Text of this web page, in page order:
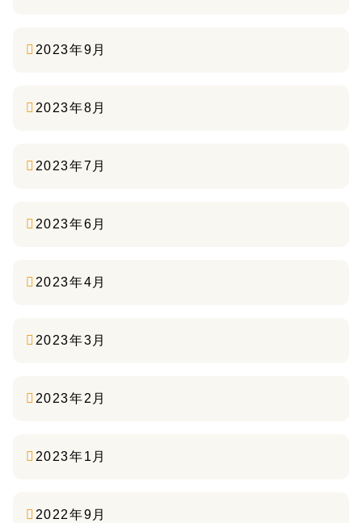
2023年9月
2023年8月
2023年7月
2023年6月
2023年4月
2023年3月
2023年2月
2023年1月
2022年9月